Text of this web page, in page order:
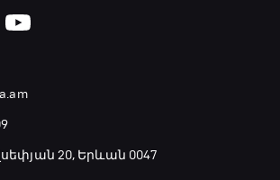
20, Երևան 0047